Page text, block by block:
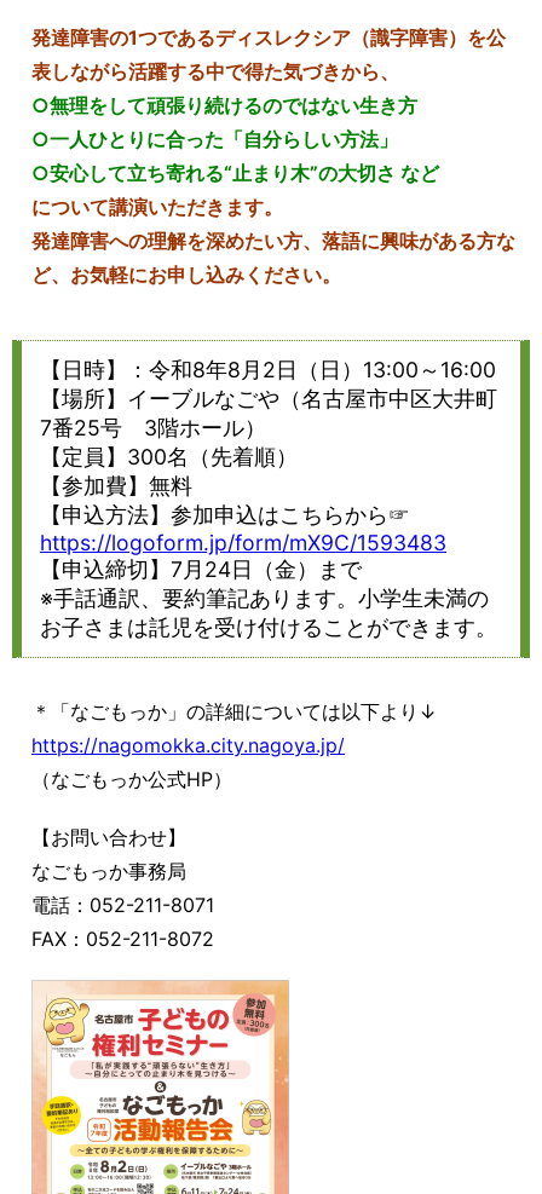
発達障害の1つであるディスレクシア（識字障害）を公
表しながら活躍する中で得た気づきから、
○無理をして頑張り続けるのではない生き方
○一人ひとりに合った「自分らしい方法」
○安心して立ち寄れる“止まり木”の大切さ など
について講演いただきます。
発達障害への理解を深めたい方、落語に興味がある方な
ど、お気軽にお申し込みください。
【日時】：令和8年8月2日（日）13:00～16:00
【場所】イーブルなごや（名古屋市中区大井町
7番25号 3階ホール）
【定員】300名（先着順）
【参加費】無料
【申込方法】参加申込はこちらから☞
https://logoform.jp/form/mX9C/1593483
【申込締切】7月24日（金）まで
※手話通訳、要約筆記あります。小学生未満の
お子さまは託児を受け付けることができます。
＊「なごもっか」の詳細については以下より↓
https://nagomokka.city.nagoya.jp/
（なごもっか公式HP）
【お問い合わせ】
なごもっか事務局
電話：052-211-8071
FAX：052-211-8072